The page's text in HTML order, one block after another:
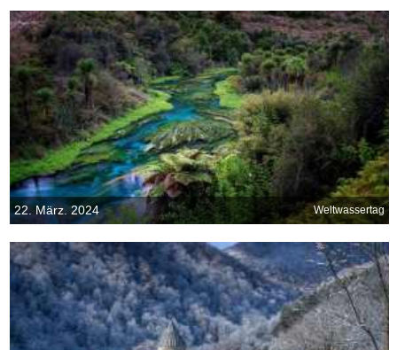
22. März. 2024 Weltwassertag